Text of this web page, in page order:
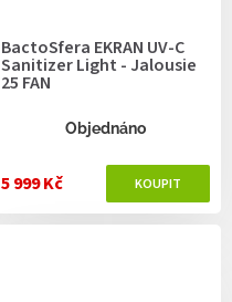
BactoSfera EKRAN UV-C
Sanitizer Light - Jalousie
25 FAN
Objednáno
5 999 Kč